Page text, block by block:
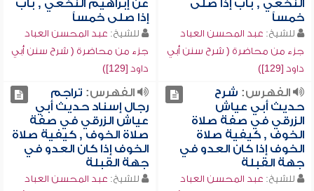
النخعي , باب إذا صلى
خمساً
للشيخ: عبد المحسن العباد
جزء من محاضرة ( شرح سنن أبي
داود [129])
عن إبراهيم النخعي , باب
إذا صلى خمساً
للشيخ: عبد المحسن العباد
جزء من محاضرة ( شرح سنن أبي
داود [129])
الفهرس: شرح
حديث أبي عياش
الزرقي في صفة صلاة
الخوف , كيفية صلاة
الخوف إذا كان العدو في
جهة القبلة
للشيخ: عبد المحسن العباد
الفهرس: تراجم
رجال إسناد حديث أبي
عياش الزرقي في صفة
صلاة الخوف , كيفية صلاة
الخوف إذا كان العدو في
جهة القبلة
للشيخ: عبد المحسن العباد